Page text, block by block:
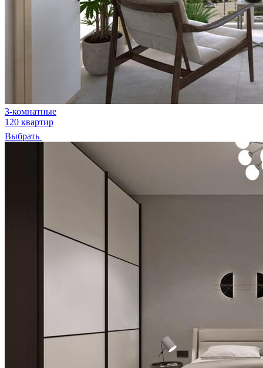
3-комнатные
120 квартир
Выбрать